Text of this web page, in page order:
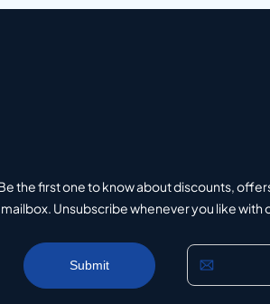
the first one to know about discounts,
mailbox. Unsubscribe whenever you like with